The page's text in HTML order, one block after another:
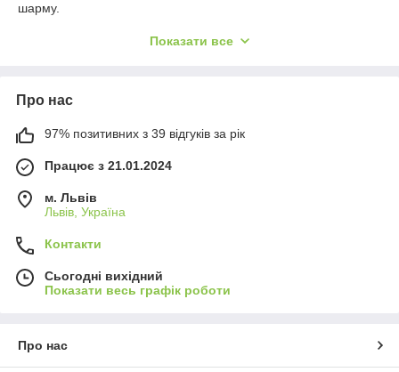
шарму.
ноутбука та універсальні дерев’яні аксесуари
Показати все
Про нас
97% позитивних з 39 відгуків за рік
Працює з 21.01.2024
м. Львів
Львів, Україна
Контакти
Сьогодні вихідний
Показати весь графік роботи
Про нас